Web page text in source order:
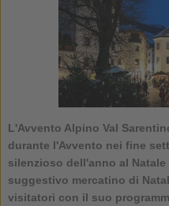
L'Avvento Alpino Val
durante l'Avvento nei fine
silenzioso dell'anno al
suggestivo mercatino di
visitatori con il suo